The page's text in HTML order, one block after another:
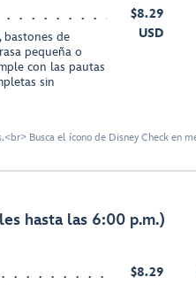
bastones de
pequeña o
con las pautas
sin
$8.29
USD
Busca el ícono de Disney Check en
hasta las 6:00 p.m.)
$8.29